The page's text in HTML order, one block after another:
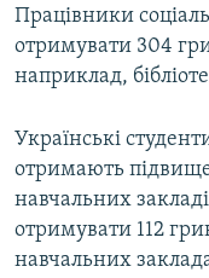
Працівники
отримувати 304
наприклад,
Українські
отримають
навчальних
отримувати 112
навчальних